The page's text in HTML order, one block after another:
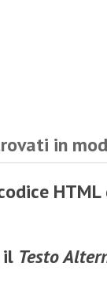
in
il Testo